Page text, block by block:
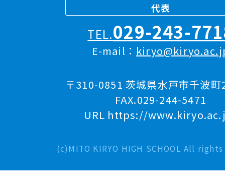
代表
TEL.029-243-
E-mail：
〒310-0851 茨城県水戸市千波
FAX.029-244-5471
URL https://
(c)MITO KIRYO HIGH SCHOOL All